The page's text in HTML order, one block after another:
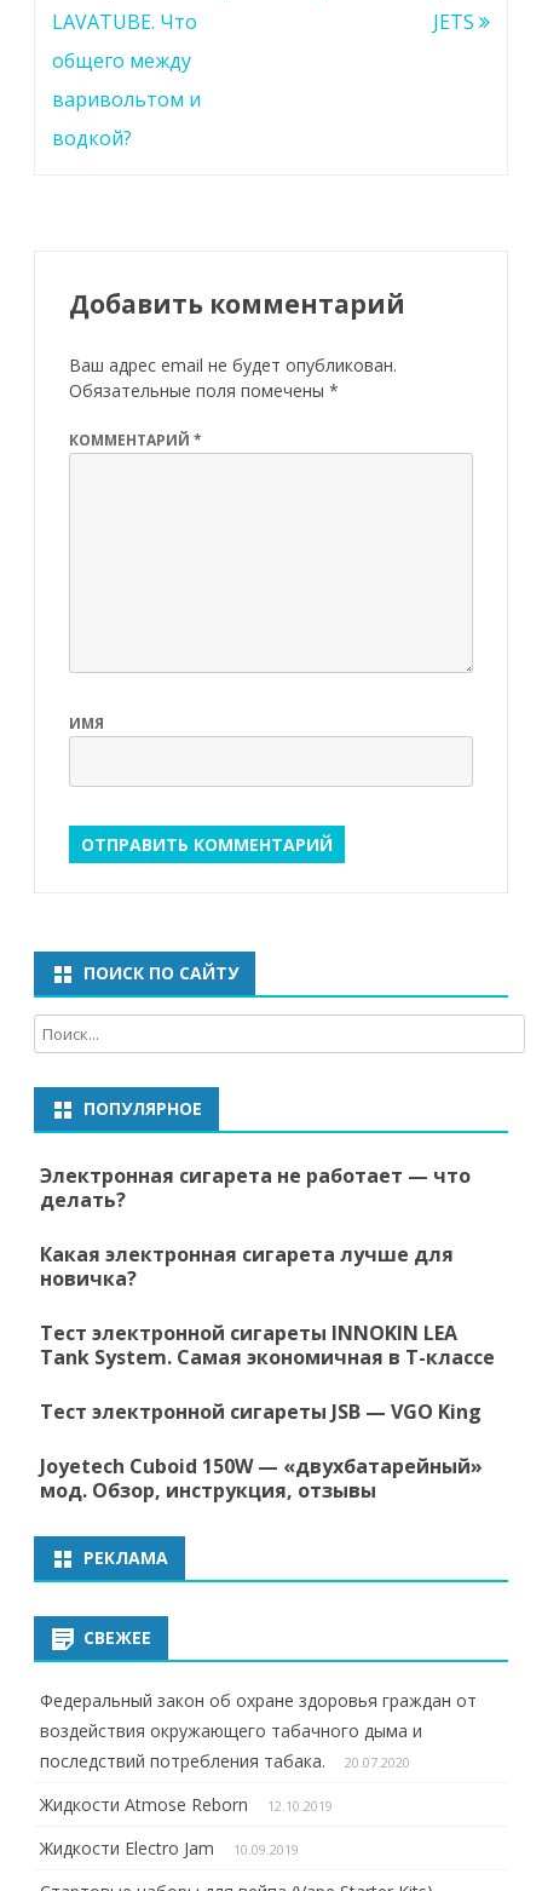
записям
LAVATUBE. Что
общего между
варивольтом и
водкой?
JETS
Добавить комментарий
Ваш адрес email не будет опубликован.
Обязательные поля помечены *
КОММЕНТАРИЙ *
ИМЯ
ПОИСК ПО САЙТУ
ПОПУЛЯРНОЕ
Электронная сигарета не работает — что
делать?
Какая электронная сигарета лучше для
новичка?
Тест электронной сигареты INNOKIN LEA
Tank System. Самая экономичная в Т-классе
Тест электронной сигареты JSB — VGO King
Joyetech Cuboid 150W — «двухбатарейный»
мод. Обзор, инструкция, отзывы
РЕКЛАМА
СВЕЖЕЕ
Федеральный закон об охране здоровья граждан от
воздействия окружающего табачного дыма и
последствий потребления табака.
20.07.2020
Жидкости Atmose Reborn 12.10.2019
Жидкости Electro Jam 10.09.2019